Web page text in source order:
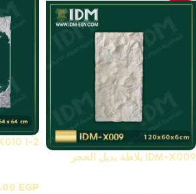
IDM-X009 بلاطة بديل الحجر
1-2
EGP